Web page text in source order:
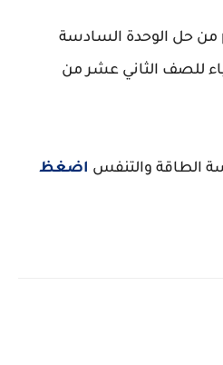
يمكنك تحميل نسخة pdf من حل الوحدة السادسة
للصف الثاني عشر من
الطاقة والتنفس اضغظ